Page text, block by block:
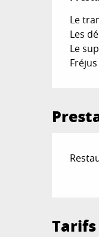
Le
Les
Le
Tarifs